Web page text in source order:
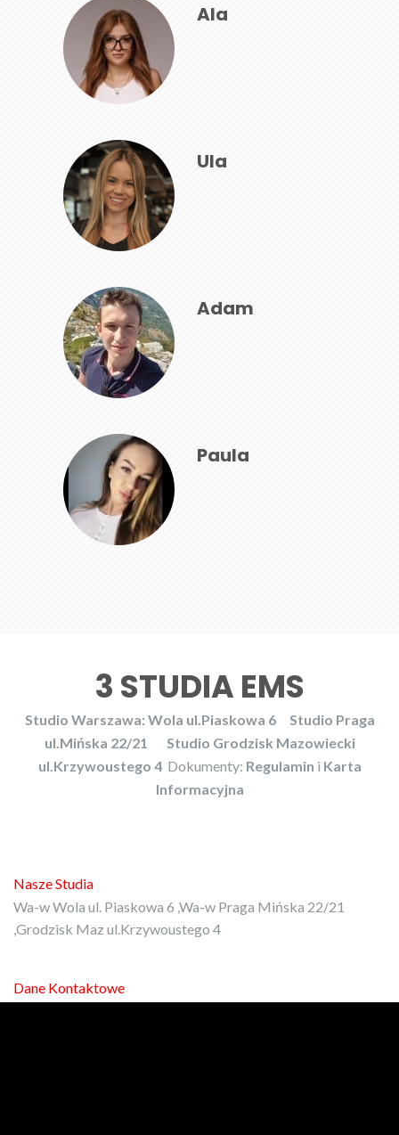
Ala
Ula
Adam
Paula
3 STUDIA EMS
Studio Warszawa: Wola ul.Piaskowa 6
Studio Praga
ul.Mińska 22/21
Studio Grodzisk Mazowiecki
ul.Krzywoustego 4 Dokumenty: Regulamin i Karta
Informacyjna
Nasze Studia
Wa-w Wola ul. Piaskowa 6 ,Wa-w Praga Mińska 22/21
,Grodzisk Maz ul.Krzywoustego 4
Dane Kontaktowe